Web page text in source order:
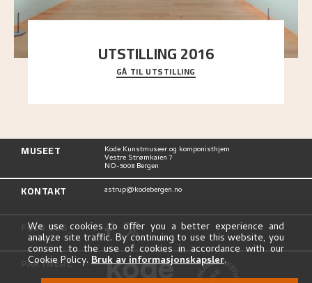
UTSTILLING 2016
En komplett oversikt over Nikolai Astrups
utstillinger, fra debuten i 1900 og frem til i dag.
GÅ TIL UTSTILLING
MUSEET Kode Kunstmuseer og komponisthjem
Vestre Strømkaien 7
NO-5008 Bergen
KONTAKT astrup@kodebergen.no
FØLG OSS
PARTNERE
We use cookies to offer you a better experience and
analyze site traffic. By continuing to use this website, you
consent to the use of cookies in accordance with our
Cookie Policy. Bruk av informasjonskapsler.